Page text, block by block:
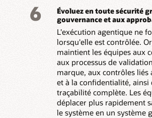
6
Évoluez en toute sécurité
gouvernance et aux
L'exécution agentique ne
lorsqu'elle est contrôlée.
maintient les équipes aux
aux processus de
marque, aux contrôles liés
et à la confidentialité, ainsi
traçabilité complète. Les
déplacer plus rapidement
le système en un système